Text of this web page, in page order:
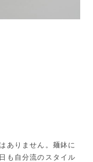
ありません。麺鉢に
も自分流のスタイル